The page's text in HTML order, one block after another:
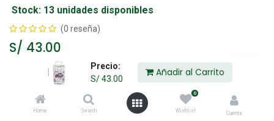
Precio:
S/43.00
Añadir al Carrito
Home Search
0
Wishlist Cuenta
Stock: 13 unidades disponibles
(0 reseña)
S/ 43.00
Añadir al Carrito
Agregar a la lista de deseos